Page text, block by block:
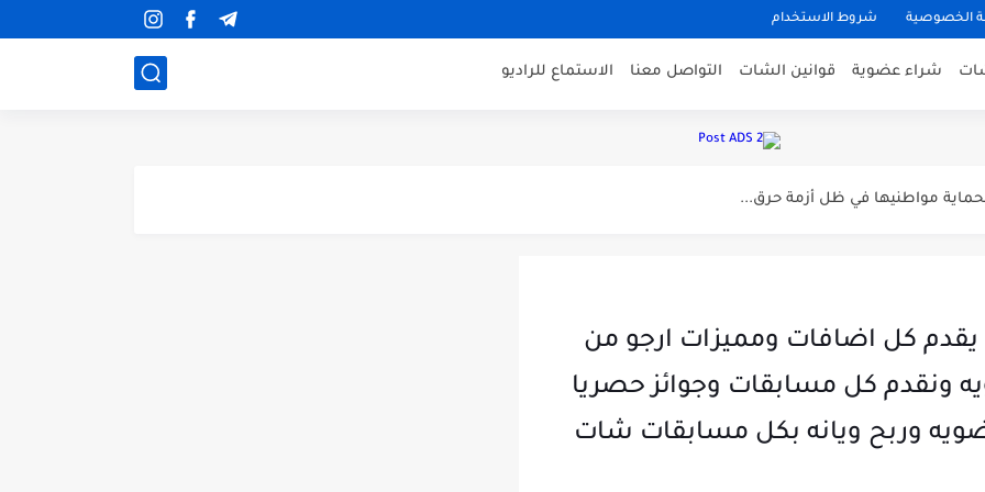
الخصوصية شروط الاستخدام
شراء عضوية قوانين الشات التواصل معنا الاستماع للراديو
مواطنيها في ظل أزمة حرق...
مع اقتراب العاصفة خانون من...
الأربعاء والخميس بسبب ارتفاع درجات...
كل اضافات ومميزات ارجو من
ونقدم كل مسابقات وجوائز حصريا
وربح ويانه بكل مسابقات شات